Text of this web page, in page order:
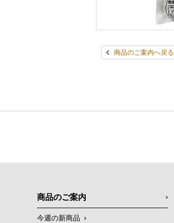
商品のご案内へ戻る
商品のご案内
今週の新商品